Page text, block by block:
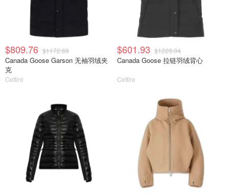
$809.76 $1172.69
Canada Goose Garson 无袖羽绒夹
克
Cettire
$601.93 $1229.04
Canada Goose 拉链羽绒背心
Cettire